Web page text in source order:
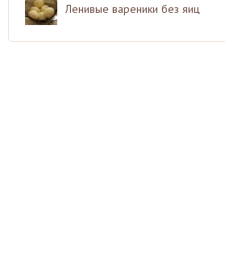
Ленивые вареники без яиц